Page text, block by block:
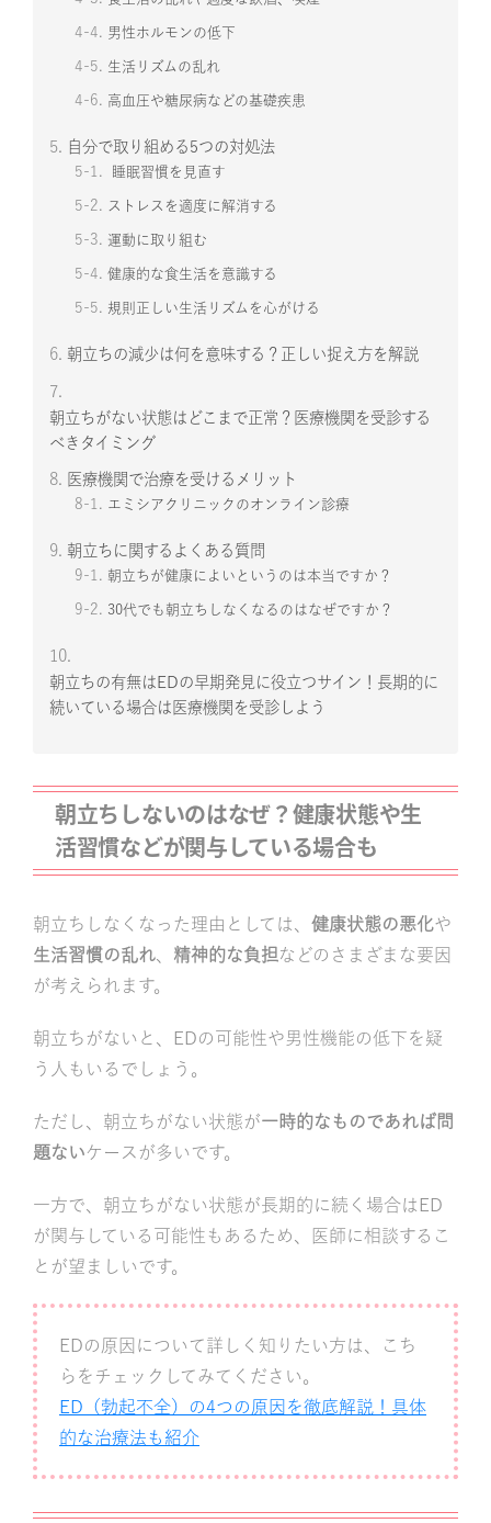
4-4. 男性ホルモンの低下
4-5. 生活リズムの乱れ
4-6. 高血圧や糖尿病などの基礎疾患
5. 自分で取り組める5つの対処法
5-1. 睡眠習慣を見直す
5-2. ストレスを適度に解消する
5-3. 運動に取り組む
5-4. 健康的な食生活を意識する
5-5. 規則正しい生活リズムを心がける
6. 朝立ちの減少は何を意味する？正しい捉え方を解説
7.
朝立ちがない状態はどこまで正常？医療機関を受診する
べきタイミング
8. 医療機関で治療を受けるメリット
8-1. エミシアクリニックのオンライン診療
9. 朝立ちに関するよくある質問
9-1. 朝立ちが健康によいというのは本当ですか？
9-2. 30代でも朝立ちしなくなるのはなぜですか？
10.
朝立ちの有無はEDの早期発見に役立つサイン！長期的に
続いている場合は医療機関を受診しよう
朝立ちしないのはなぜ？健康状態や生
活習慣などが関与している場合も
朝立ちしなくなった理由としては、 健康状態の悪化や
生活習慣の乱れ
精神的な負担などのさまざまな要因
が考えられます。
朝立ちがないと、EDの可能性や男性機能の低下を疑
う人もいるでしょう。
ただし、朝立ちがない状態が一時的なものであれば問
題ないケースが多いです。
一方で、朝立ちがない状態が長期的に続く場合はED
が関与している可能性もあるため、医師に相談するこ
とが望ましいです。
EDの原因について詳しく知りたい方は、こち
らをチェックしてみてください。
ED（勃起不全）の4つの原因を徹底解説！具体
的な治療法も紹介